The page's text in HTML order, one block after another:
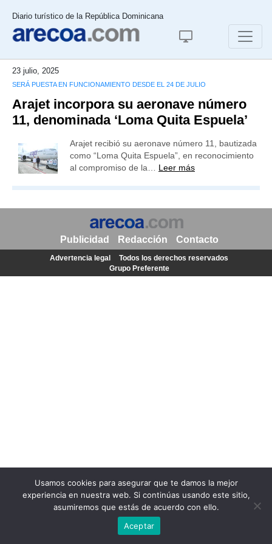
Diario turístico de la República Dominicana
23 julio, 2025
SERÁ PUESTA EN FUNCIONAMIENTO DESDE EL 24 DE JULIO
Arajet incorpora su aeronave número
11, denominada ‘Loma Quita Espuela’
Arajet recibió su aeronave número 11, bautizada
como “Loma Quita Espuela”, en reconocimiento
al compromiso de la… Leer más
Usamos cookies para asegurar que te damos la mejor
experiencia en nuestra web. Si continúas usando este sitio,
asumiremos que estás de acuerdo con ello.
Aceptar
Publicidad Redacción Contacto
Advertencia legal
Todos los derechos reservados
Grupo Preferente